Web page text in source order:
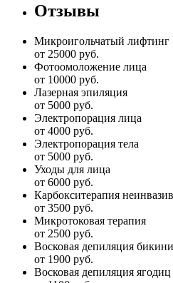
Отзывы
Микроигольчатый лифтинг
от 25000 руб.
Фотоомоложение лица
от 10000 руб.
Лазерная эпиляция
от 5000 руб.
Электропорация лица
от 4000 руб.
Электропорация тела
от 5000 руб.
Уходы для лица
от 6000 руб.
Карбокситерапия
от 3500 руб.
Микротоковая терапия
от 2500 руб.
Восковая депиляция бикини
от 1900 руб.
Восковая депиляция ягодиц